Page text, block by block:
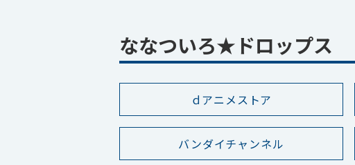
ななついろ★ドロップス
ｄアニメストア
バンダイチャンネル